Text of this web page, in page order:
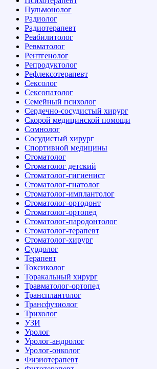
Пульмонолог
Радиолог
Радиотерапевт
Реабилитолог
Ревматолог
Рентгенолог
Репродуктолог
Рефлексотерапевт
Сексолог
Сексопатолог
Семейный психолог
Сердечно-сосудистый хирург
Скорой медицинской помощи
Сомнолог
Сосудистый хирург
Спортивной медицины
Стоматолог
Стоматолог детский
Стоматолог-гигиенист
Стоматолог-гнатолог
Стоматолог-имплантолог
Стоматолог-ортодонт
Стоматолог-ортопед
Стоматолог-пародонтолог
Стоматолог-терапевт
Стоматолог-хирург
Сурдолог
Терапевт
Токсиколог
Торакальный хирург
Травматолог-ортопед
Трансплантолог
Трансфузиолог
Трихолог
УЗИ
Уролог
Уролог-андролог
Уролог-онколог
Физиотерапевт